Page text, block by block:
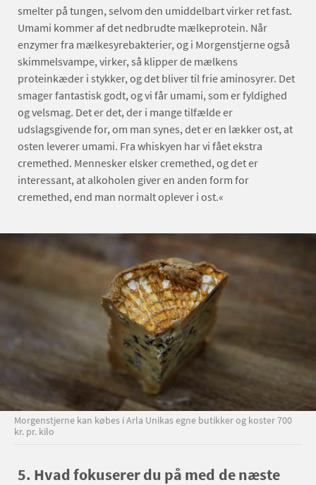
smelter på tungen, selvom den umiddelbart virker ret fast.
Umami kommer af det nedbrudte mælkeprotein. Når
enzymer fra mælkesyrebakterier, og i Morgenstjerne også
skimmelsvampe, virker, så klipper de mælkens
proteinkæder i stykker, og det bliver til frie aminosyrer. Det
smager fantastisk godt, og vi får umami, som er fyldighed
og velsmag. Det er det, der i mange tilfælde er
udslagsgivende for, om man synes, det er en lækker ost, at
osten leverer umami. Fra whiskyen har vi fået ekstra
cremethed. Mennesker elsker cremethed, og det er
interessant, at alkoholen giver en anden form for
cremethed, end man normalt oplever i ost.«
Morgenstjerne kan købes i Arla Unikas egne butikker og koster 700
kr. pr. kilo
5. Hvad fokuserer du på med de næste